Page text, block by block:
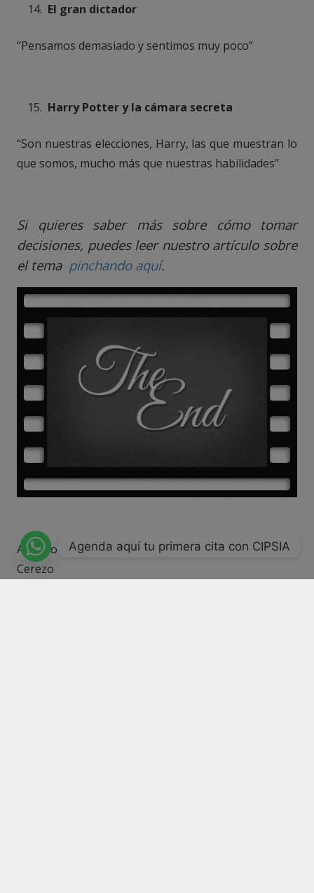
El gran dictador
“Pensamos demasiado y sentimos muy poco”
Harry Potter y la cámara secreta
“Son nuestras elecciones, Harry, las que muestran lo
que somos, mucho más que nuestras habilidades”
Si quieres saber más sobre cómo tomar
decisiones, puedes leer nuestro artículo sobre
el tema pinchando aquí.
Artículo escrito por CIPSIA Psicólogos Madrid: Beatriz
Cerezo
Agenda aquí tu primera cita con CIPSIA